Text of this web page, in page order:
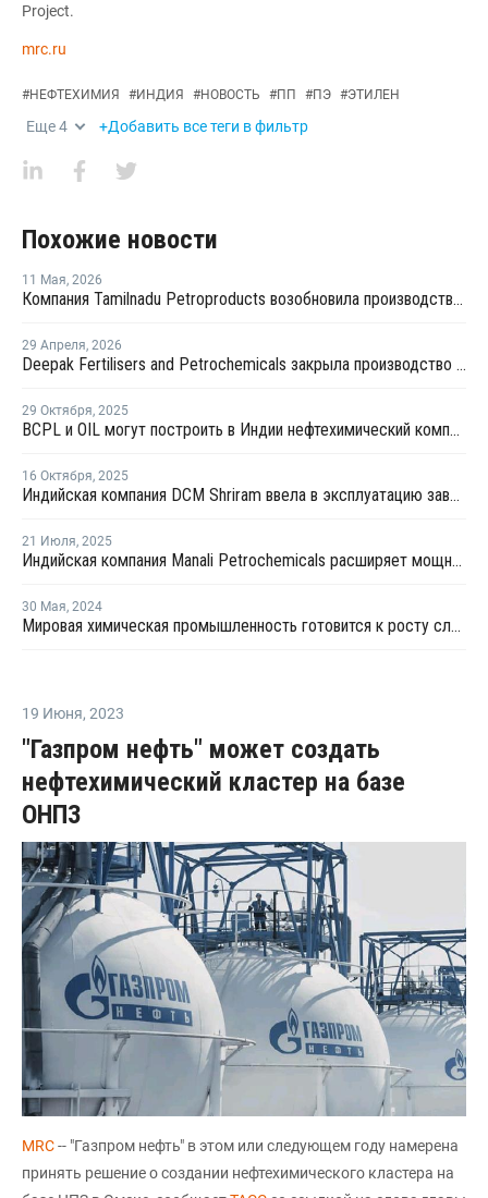
Project.
mrc.ru
#НЕФТЕХИМИЯ #ИНДИЯ #НОВОСТЬ #ПП #ПЭ #ЭТИЛЕН
Еще4 +Добавить все теги в фильтр
Похожие новости
11 Мая, 2026
Компания Tamilnadu Petroproducts возобновила производство окиси пропилена
29 Апреля, 2026
Deepak Fertilisers and Petrochemicals закрыла производство изопропилового спирта из-за перебоев в поставках пропилена
29 Октября, 2025
BCPL и OIL могут построить в Индии нефтехимический комплекс за USD11,3 млрд
16 Октября, 2025
Индийская компания DCM Shriram ввела в эксплуатацию завод по производству эпихлоргидрина
21 Июля, 2025
Индийская компания Manali Petrochemicals расширяет мощности по производству пропиленгликоля
30 Мая, 2024
Мировая химическая промышленность готовится к росту слияний и поглощений в Японии и Индии в 2024 году
19 Июня, 2023
"Газпром нефть" может создать
нефтехимический кластер на базе
ОНПЗ
MRC-- "Газпром нефть" в этом или следующем году намерена
принять решение о создании нефтехимического кластера на